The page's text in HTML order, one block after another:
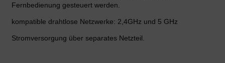
Fernbedienung gesteuert werden.
kompatible drahtlose Netzwerke: 2,4GHz und 5 GHz
Stromversorgung über separates Netzteil.